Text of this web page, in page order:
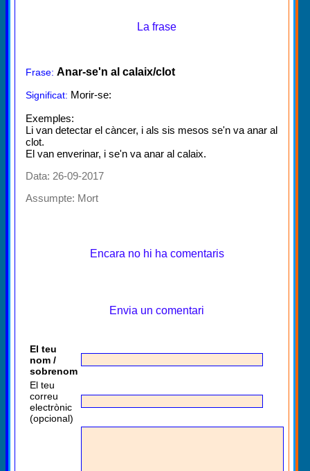
La frase
Frase: Anar-se'n al calaix/clot
Significat: Morir-se:
Exemples:
Li van detectar el càncer, i als sis mesos se'n va anar al
clot.
El van enverinar, i se'n va anar al calaix.
Data: 26-09-2017
Assumpte: Mort
Encara no hi ha comentaris
Envia un comentari
El teu
nom /
sobrenom
El teu
correu
electrònic
(opcional)